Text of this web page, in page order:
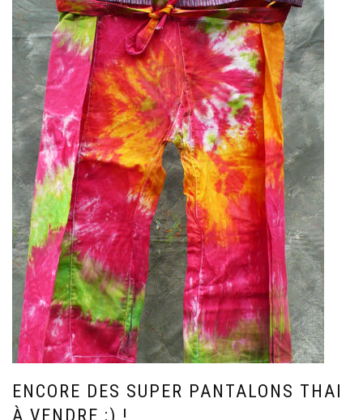
ENCORE DES SUPER PANTALONS THAI
À VENDRE ;) !